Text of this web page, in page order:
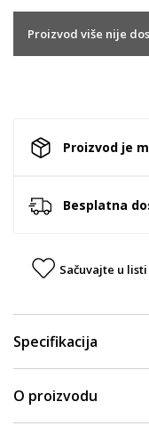
Proizvod više nije
Proizvod je
Besplatna
Sačuvajte u
Specifikacija
O proizvodu